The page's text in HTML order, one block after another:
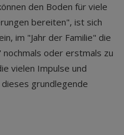
den Boden für viele
bereiten", ist sich
im "Jahr der Familie" die
oder erstmals zu
vielen Impulse und
grundlegende